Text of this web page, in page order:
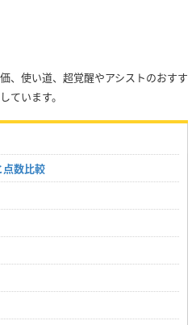
、使い道、超覚醒やアシストのおすす
ています。
点数比較